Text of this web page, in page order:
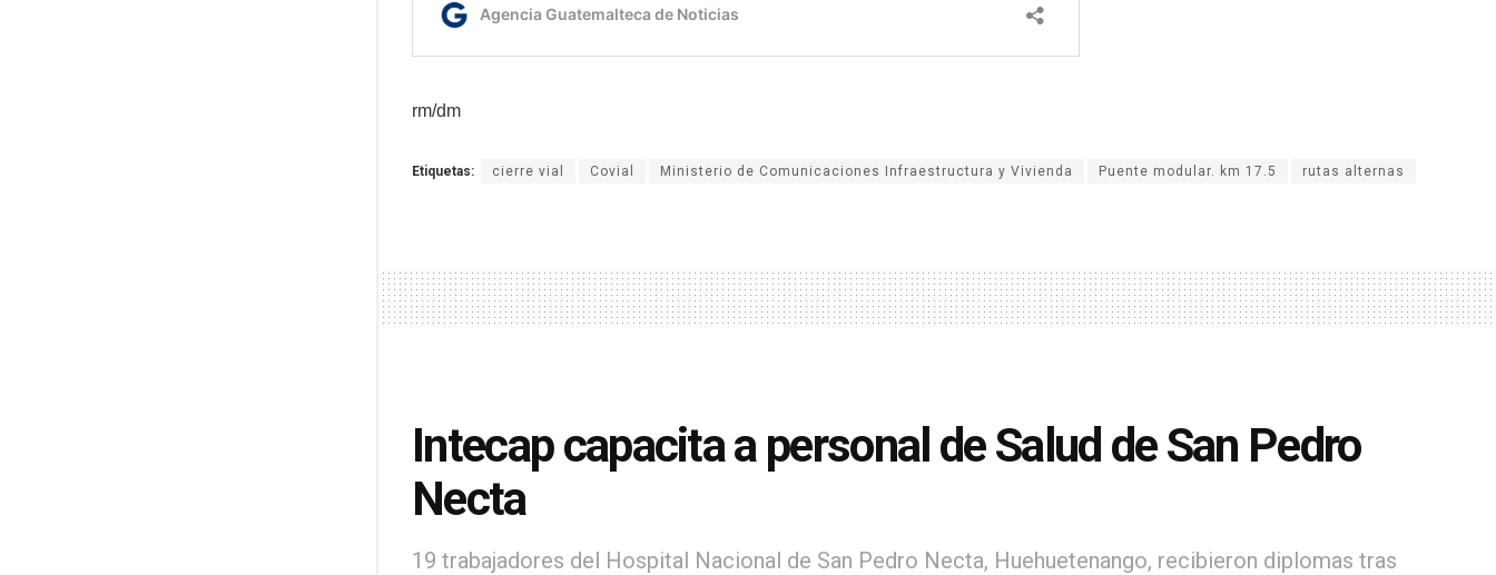
rm/dm
Etiquetas: cierre vial Covial Ministerio de Comunicaciones Infraestructura y Vivienda Puente modular. km 17.5 rutas alternas
Intecap capacita a personal de Salud de San Pedro
Necta
19 trabajadores del Hospital Nacional de San Pedro Necta, Huehuetenango, recibieron diplomas tras